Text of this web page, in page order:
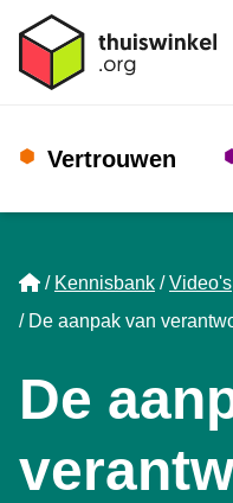
Vertrouwen
Home
Kennisbank
Video's
De aanpak van
De